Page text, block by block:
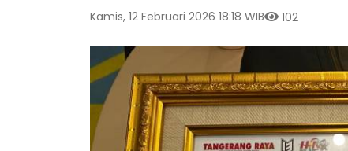
Kamis, 12 Februari 2026 18:18 WIB 102